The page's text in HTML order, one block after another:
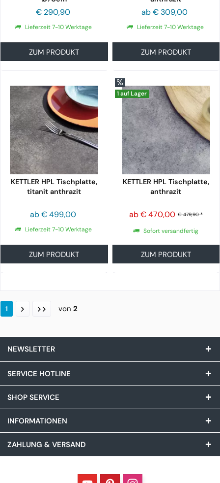
€ 290,90
Lieferzeit 7-10 Werktage
ZUM PRODUKT
ab € 309,00
Lieferzeit 7-10 Werktage
ZUM PRODUKT
KETTLER HPL Tischplatte,
titanit anthrazit
ab € 499,00
Lieferzeit 7-10 Werktage
ZUM PRODUKT
1 auf Lager
KETTLER HPL Tischplatte,
anthrazit
€ 479,90 *
ab € 470,00
Sofort versandfertig
ZUM PRODUKT
1 von 2
NEWSLETTER
SERVICE HOTLINE
SHOP SERVICE
INFORMATIONEN
ZAHLUNG & VERSAND